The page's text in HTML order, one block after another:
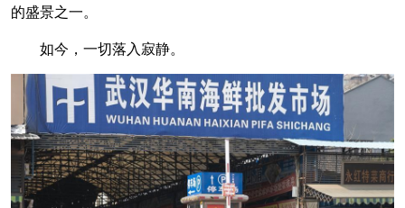
的盛景之一。
如今，一切落入寂静。